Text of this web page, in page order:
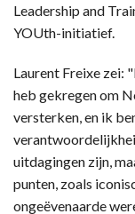
Leadership and
YOUth-initiatief.
Laurent Freixe zei:
heb gekregen om
versterken, en ik
uitdagingen zijn,
punten, zoals
ongeëvenaarde